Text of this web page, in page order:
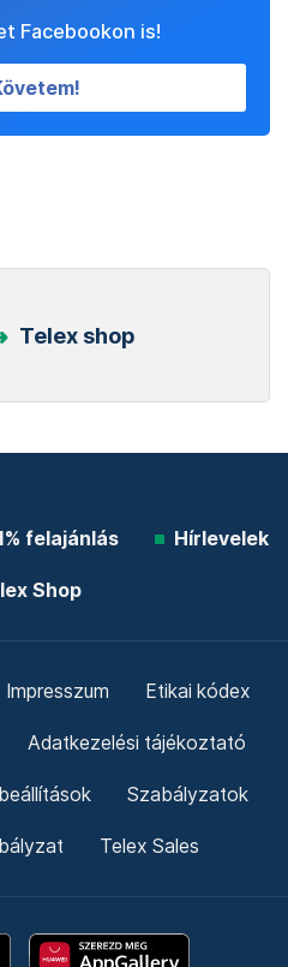
Facebookon is!
Telex shop
felajánlás Hírlevelek
Shop
Impresszum Etikai kódex
Adatkezelési tájékoztató
Szabályzatok
Telex Sales